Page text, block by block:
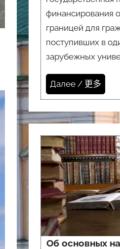
финансирования
границей для
поступивших в
зарубежных
Далее / 更多
Об основных